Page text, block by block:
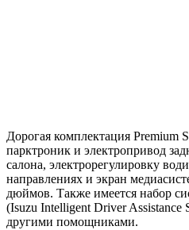
Дорогая комплектация Premium
парктроник и электропривод
салона, электрорегулировку
направлениях и экран
дюймов. Также имеется набор
(Isuzu Intelligent Driver Assistance
другими помощниками.